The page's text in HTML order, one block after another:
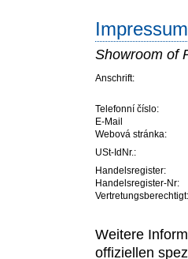
Showroom of
Anschrift:
Telefonní číslo:
E-Mail
Webová stránka:
USt-IdNr.:
Handelsregister:
Handelsregister-Nr:
Vertretungsberechtigt:
Weitere
offiziellen